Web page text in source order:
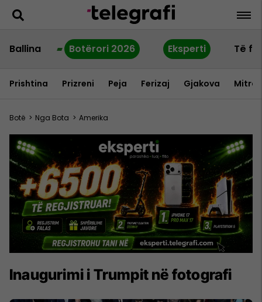
Ballina Botërori 2026 Eksperti Të
Prishtina Prizreni Peja Ferizaj Gjakova
Botë > Nga Bota > Amerika
Inaugurimi i Trumpit në fotografi